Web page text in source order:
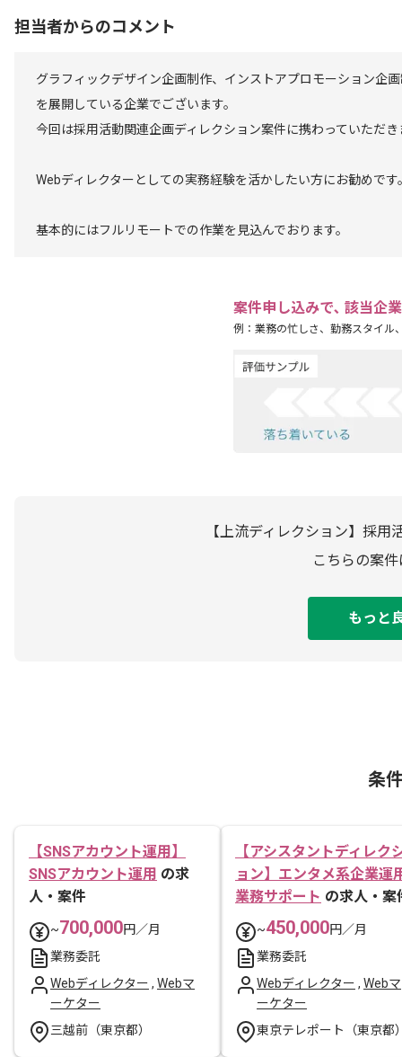
担当者からのコメント
グラフィックデザイン企画制作、インストアプロモーション企
を展開している企業でございます。
今回は採用活動関連企画ディレクション案件に携わっていただき
Webディレクターとしての実務経験を活かしたい方にお勧めです
基本的にはフルリモートでの作業を見込んでおります。
案件申し込みで､ 該当企
例：業務の忙しさ、勤務スタイル
【上流ディレクション】採
こちらの案
もっと
条
【SNSアカウント運用】
SNSアカウント運用 の求
人・案件
~700,000円／月
業務委託
Webディレクター , Webマ
ーケター
三越前（東京都）
【アシスタントディレク
ョン】エンタメ系企業運
業務サポート の求人・案
~450,000円／月
業務委託
Webディレクター , Webマ
ーケター
東京テレポート（東京都